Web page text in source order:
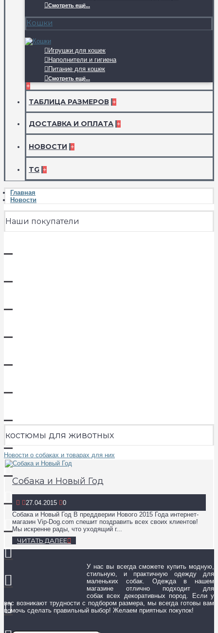
Смотреть ещё...
Кошки
Игрушки для кошек
Наполнители и гигиена
Питание для кошек
Смотреть ещё...
+
ТАБЛИЦА РАЗМЕРОВ +
ДОСТАВКА И ОПЛАТА +
НОВОСТИ +
TG +
Главная
Новости
Наши покупатели
костюмы для животных
Новости о собаках и товарах для них
Собака и Новый Год
27.04.2015
0
Собака и Новый Год В преддверии Нового 2015 Года интернет-
магазин Vip-Dog.com спешит поздравить всех своих клиентов!
Мы искренне рады, что уходящий г...
ЧИТАТЬ ДАЛЕЕ
У нас вы всегда сможете купить модную,
стильную, и практичную одежду для
маленьких собак. Одежда в нашем
магазине отлично подходит для
собак всех декоративных пород. Если у
вас возникают трудности с подбором размера, мы всегда готовы вам
помочь сделать правильный выбор! Желаем приятных покупок!